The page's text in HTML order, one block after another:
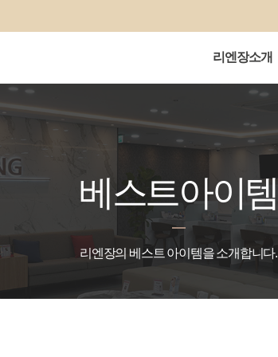
리엔장소개
베스트아이템
리엔장의 베스트 아이템을 소개합니다.